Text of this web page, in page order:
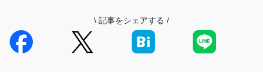
\ 記事をシェアする /